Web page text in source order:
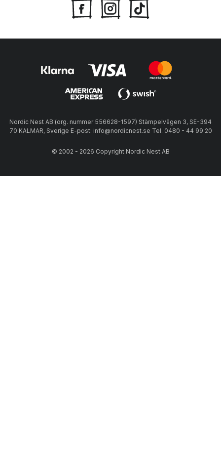
Nordic Nest AB (org. nummer 556628-1597) Stämpelvägen 3, SE-394
70 KALMAR, Sverige E-post: info@nordicnest.se Tel. 0480 - 44 99 20
© 2002 - 2026 Copyright Nordic Nest AB